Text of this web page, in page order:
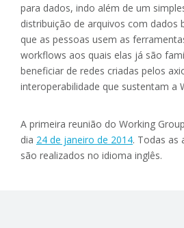
para dados, indo além de um
distribuição de arquivos com dados
que as pessoas usem as
workflows aos quais elas já são
beneficiar de redes criadas pelos
interoperabilidade que sustentam a
A primeira reunião do Working
dia 24 de janeiro de 2014. Todas as
são realizados no idioma inglês.